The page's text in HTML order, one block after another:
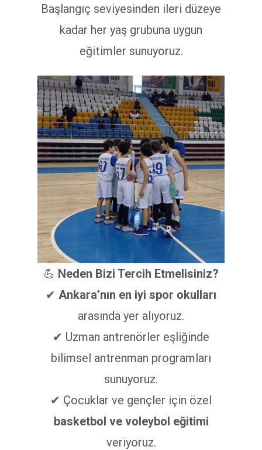
Başlangıç seviyesinden ileri düzeye
kadar her yaş grubuna uygun
eğitimler sunuyoruz.
💪 Neden Bizi Tercih Etmelisiniz?
✔ Ankara’nın en iyi spor okulları
arasında yer alıyoruz.
✔ Uzman antrenörler eşliğinde
bilimsel antrenman programları
sunuyoruz.
✔ Çocuklar ve gençler için özel
basketbol ve voleybol eğitimi
veriyoruz.